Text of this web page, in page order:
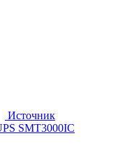
Источник
SMT3000IC